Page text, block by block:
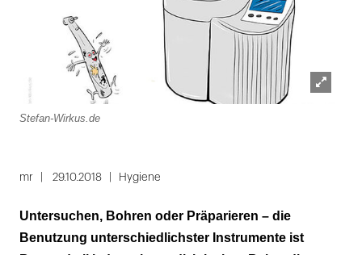
Stefan-Wirkus.de
1
3
mr 29.10.2018 Hygiene
Untersuchen, Bohren oder Präparieren – die
Benutzung unterschiedlichster Instrumente ist